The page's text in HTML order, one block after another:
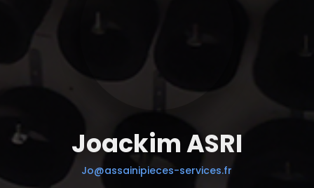
Joackim ASRI
Jo@assainipieces-services.fr